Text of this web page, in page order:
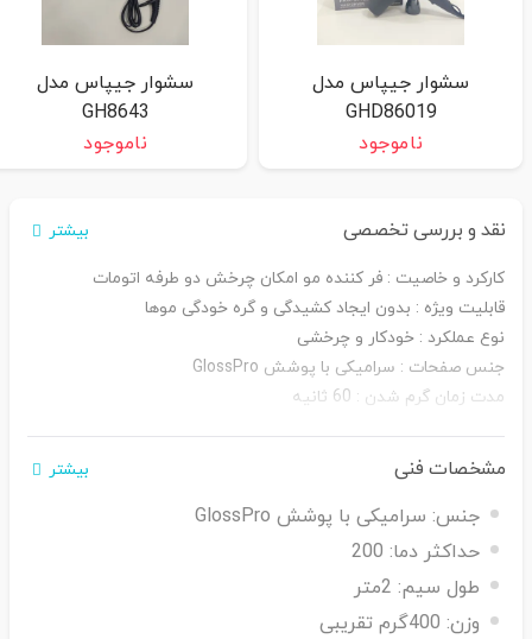
سشوار جیپاس مدل
GHD86019
ناموجود
سشوار جیپاس مدل
GH8643
ناموجود
نقد و بررسی تخصصی بیشتر
کارکرد و خاصیت : فر کننده مو امکان چرخش دو طرفه اتومات
قابلیت ویژه : بدون ایجاد کشیدگی و گره خودگی موها
نوع عملکرد : خودکار و چرخشی
جنس صفحات : سرامیکی با پوشش GlossPro
مدت زمان گرم شدن : 60 ثانیه
طول سیم : 2 متر
ویژگی های ایمنی : سیستم محافظ حرارتی ، خاموش شدن خودکار
مشخصات فنی بیشتر
جنس: سرامیکی با پوشش GlossPro
حداکثر دما: 200
طول سیم: 2متر
وزن: 400گرم تقریبی